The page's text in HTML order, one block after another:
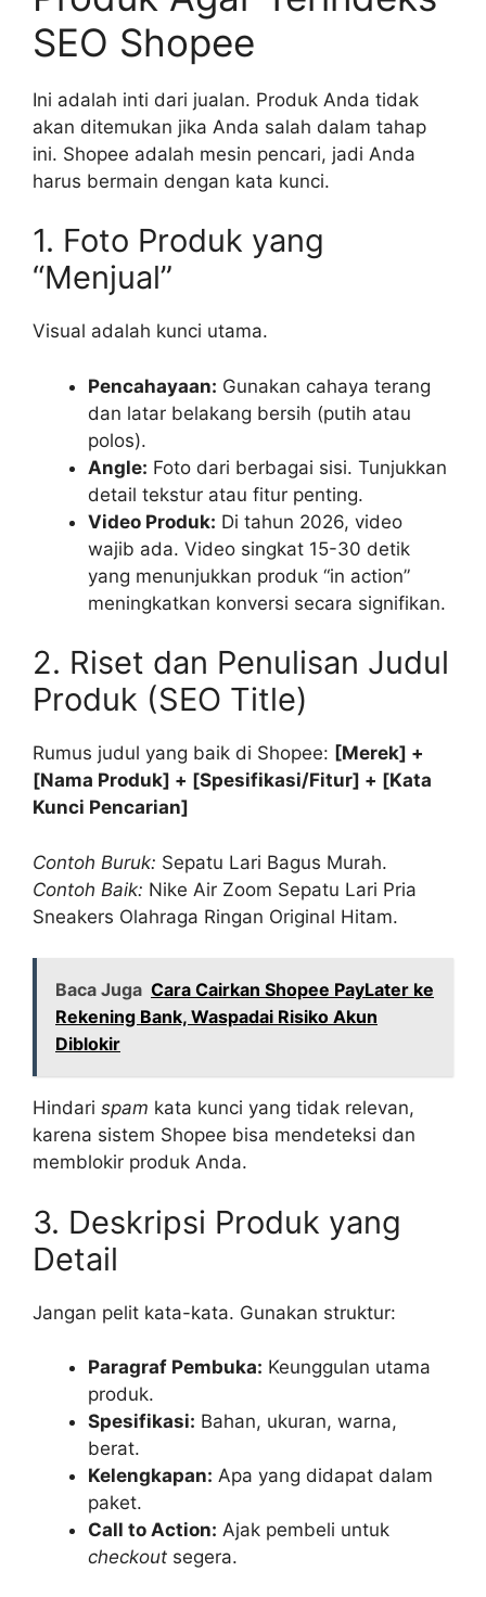
SEO Shopee
Ini adalah inti dari jualan. Produk Anda tidak
akan ditemukan jika Anda salah dalam tahap
ini. Shopee adalah mesin pencari, jadi Anda
harus bermain dengan kata kunci.
1. Foto Produk yang
“Menjual”
Visual adalah kunci utama.
Pencahayaan: Gunakan cahaya terang
dan latar belakang bersih (putih atau
polos).
Angle: Foto dari berbagai sisi. Tunjukkan
detail tekstur atau fitur penting.
Video Produk: Di tahun 2026, video
wajib ada. Video singkat 15-30 detik
yang menunjukkan produk “in action”
meningkatkan konversi secara signifikan.
2. Riset dan Penulisan Judul
Produk (SEO Title)
Rumus judul yang baik di Shopee: [Merek] +
[Nama Produk] + [Spesifikasi/Fitur] + [Kata
Kunci Pencarian]
Contoh Buruk: Sepatu Lari Bagus Murah.
Contoh Baik: Nike Air Zoom Sepatu Lari Pria
Sneakers Olahraga Ringan Original Hitam.
Baca Juga Cara Cairkan Shopee PayLater ke
Rekening Bank, Waspadai Risiko Akun
Diblokir
Hindari spam kata kunci yang tidak relevan,
karena sistem Shopee bisa mendeteksi dan
memblokir produk Anda.
3. Deskripsi Produk yang
Detail
Jangan pelit kata-kata. Gunakan struktur:
Paragraf Pembuka: Keunggulan utama
produk.
Spesifikasi: Bahan, ukuran, warna,
berat.
Kelengkapan: Apa yang didapat dalam
paket.
Call to Action: Ajak pembeli untuk
checkout segera.